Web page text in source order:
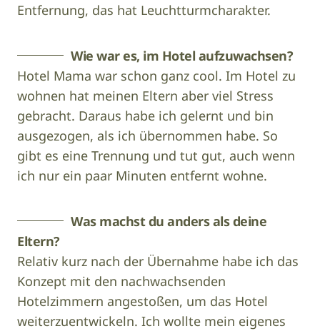
Entfernung, das hat Leuchtturmcharakter.
Wie war es, im Hotel aufzuwachsen?
Hotel Mama war schon ganz cool. Im Hotel zu
wohnen hat meinen Eltern aber viel Stress
gebracht. Daraus habe ich gelernt und bin
ausgezogen, als ich übernommen habe. So
gibt es eine Trennung und tut gut, auch wenn
ich nur ein paar Minuten entfernt wohne.
Was machst du anders als deine
Eltern?
Relativ kurz nach der Übernahme habe ich das
Konzept mit den nachwachsenden
Hotelzimmern angestoßen, um das Hotel
weiterzuentwickeln. Ich wollte mein eigenes